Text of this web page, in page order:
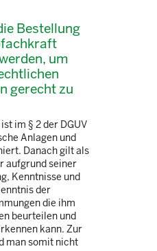
Bestellung
um
gerecht zu
im § 2 der DGUV
Anlagen und
Danach gilt als
aufgrund seiner
Kenntnisse und
der
die ihm
beurteilen und
kann. Zur
man somit nicht